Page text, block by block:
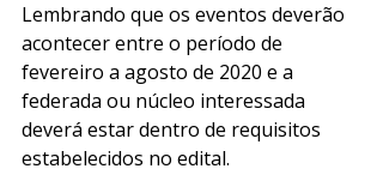
Lembrando que os eventos deverão
acontecer entre o período de
fevereiro a agosto de 2020 e a
federada ou núcleo interessada
deverá estar dentro de requisitos
estabelecidos no edital.